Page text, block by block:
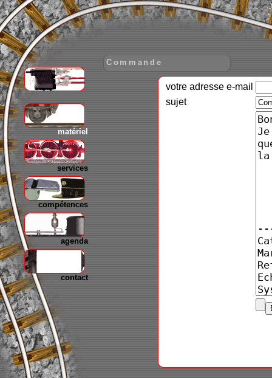
matériel
services
compétences
agenda
contact
Commande
votre adresse e-mail
sujet